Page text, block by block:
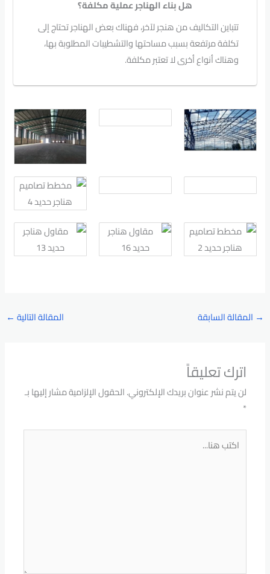
هل بناء الهناجر عملية مكلفة؟
تتباين التكاليف من هنجر لآخر، فهناك بعض الهناجر تحتاج إلى
تكلفة مرتفعة بسبب مساحتها والتشطيبات المطلوبة بها،
وهناك أنواع أخرى لا تعتبر مكلفة.
→ المقالة السابقة المقالة التالية ←
اترك تعليقاً
لن يتم نشر عنوان بريدك الإلكتروني.الحقول الإلزامية مشار إليها بـ
*
هنا...